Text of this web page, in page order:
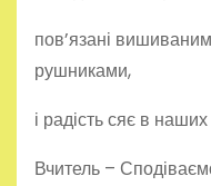
пов’язані
рушниками,
і радість сяє в
Вчитель –